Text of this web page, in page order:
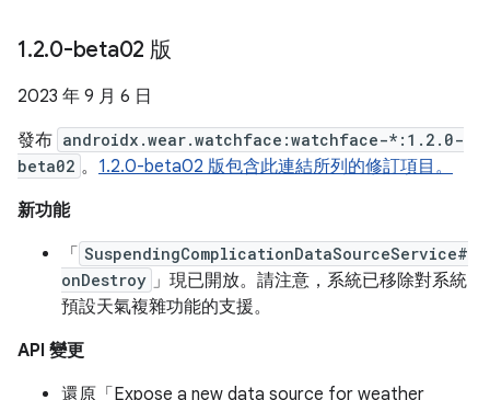
1.2.0-beta02 版
2023 年 9 月 6 日
發布 androidx.wear.watchface:watchface-*:1.2.0-
beta02 。 1.2.0-beta02 版包含此連結所列的修訂項目。
新功能
「 SuspendingComplicationDataSourceService#
onDestroy 」現已開放。請注意，系統已移除對系統
預設天氣複雜功能的支援。
API 變更
還原「Expose a new data source for weather